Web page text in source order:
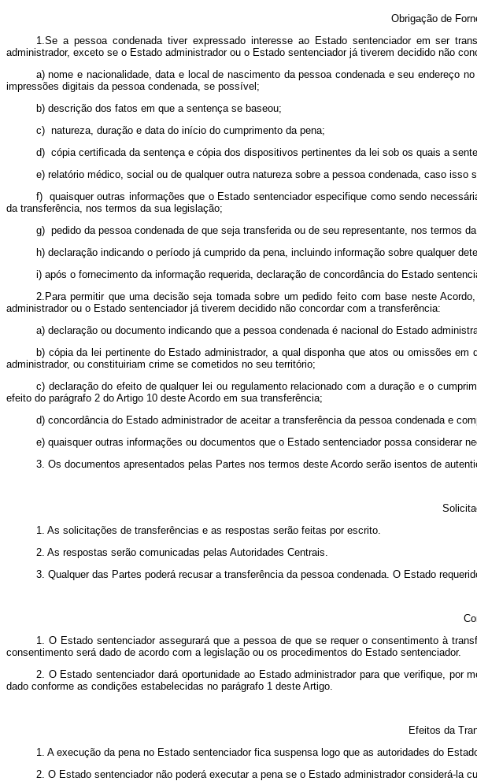
Obrigação de
1.Se a pessoa condenada tiver expressado interesse ao Estado sentenciador em ser
administrador, exceto se o Estado administrador ou o Estado sentenciador já tiverem decidido não
a) nome e nacionalidade, data e local de nascimento da pessoa condenada e seu endereço
impressões digitais da pessoa condenada, se possível;
b) descrição dos fatos em que a sentença se baseou;
c) natureza, duração e data do início do cumprimento da pena;
d) cópia certificada da sentença e cópia dos dispositivos pertinentes da lei sob os quais a
e) relatório médico, social ou de qualquer outra natureza sobre a pessoa condenada, caso
f) quaisquer outras informações que o Estado sentenciador especifique como sendo
da transferência, nos termos da sua legislação;
g) pedido da pessoa condenada de que seja transferida ou de seu representante, nos termos
h) declaração indicando o período já cumprido da pena, incluindo informação sobre qualquer
i) após o fornecimento da informação requerida, declaração de concordância do Estado
2.Para permitir que uma decisão seja tomada sobre um pedido feito com base neste
administrador ou o Estado sentenciador já tiverem decidido não concordar com a transferência:
a) declaração ou documento indicando que a pessoa condenada é nacional do Estado
b) cópia da lei pertinente do Estado administrador, a qual disponha que atos ou omissões
administrador, ou constituiriam crime se cometidos no seu território;
c) declaração do efeito de qualquer lei ou regulamento relacionado com a duração e o
efeito do parágrafo 2 do Artigo 10 deste Acordo em sua transferência;
d) concordância do Estado administrador de aceitar a transferência da pessoa condenada e
e) quaisquer outras informações ou documentos que o Estado sentenciador possa considerar
3. Os documentos apresentados pelas Partes nos termos deste Acordo serão isentos de
1. As solicitações de transferências e as respostas serão feitas por escrito.
2. As respostas serão comunicadas pelas Autoridades Centrais.
3. Qualquer das Partes poderá recusar a transferência da pessoa condenada. O Estado
1. O Estado sentenciador assegurará que a pessoa de que se requer o consentimento à
consentimento será dado de acordo com a legislação ou os procedimentos do Estado sentenciador.
2. O Estado sentenciador dará oportunidade ao Estado administrador para que verifique,
dado conforme as condições estabelecidas no parágrafo 1 deste Artigo.
Efeitos da
1. A execução da pena no Estado sentenciador fica suspensa logo que as autoridades do
2. O Estado sentenciador não poderá executar a pena se o Estado administrador considerá-la